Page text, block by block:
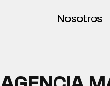
Nosotros